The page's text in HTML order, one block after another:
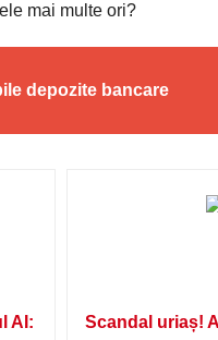
mai multe ori?
depozite bancare
AI:
Scandal uriaș!